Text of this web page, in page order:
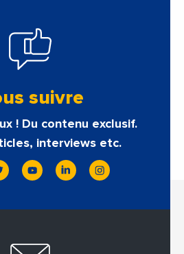
suivre
! Du contenu exclusif.
interviews etc.